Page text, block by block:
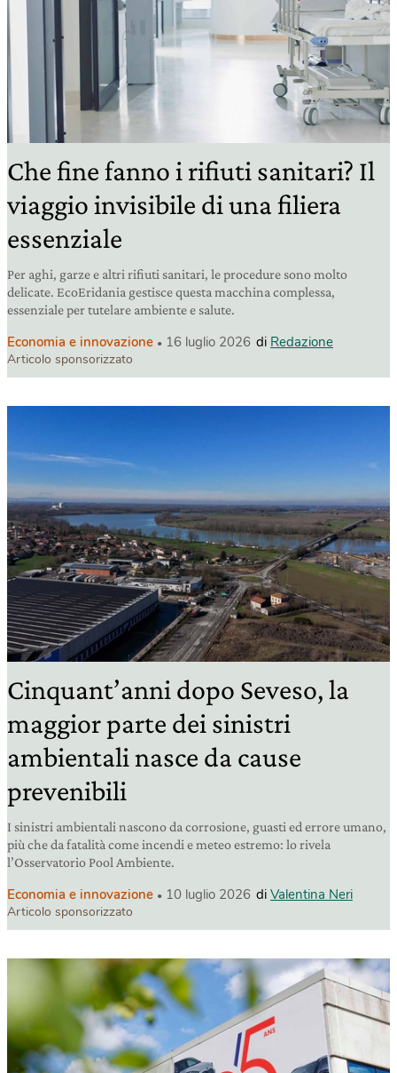
Che fine fanno i rifiuti sanitari? Il
viaggio invisibile di una filiera
essenziale
Per aghi, garze e altri rifiuti sanitari, le procedure sono molto
delicate. EcoEridania gestisce questa macchina complessa,
essenziale per tutelare ambiente e salute.
Economia e innovazione 16 luglio 2026 di Redazione
Articolo sponsorizzato
Cinquant’anni dopo Seveso, la
maggior parte dei sinistri
ambientali nasce da cause
prevenibili
I sinistri ambientali nascono da corrosione, guasti ed errore umano,
più che da fatalità come incendi e meteo estremo: lo rivela
l’Osservatorio Pool Ambiente.
Economia e innovazione 10 luglio 2026 di Valentina Neri
Articolo sponsorizzato